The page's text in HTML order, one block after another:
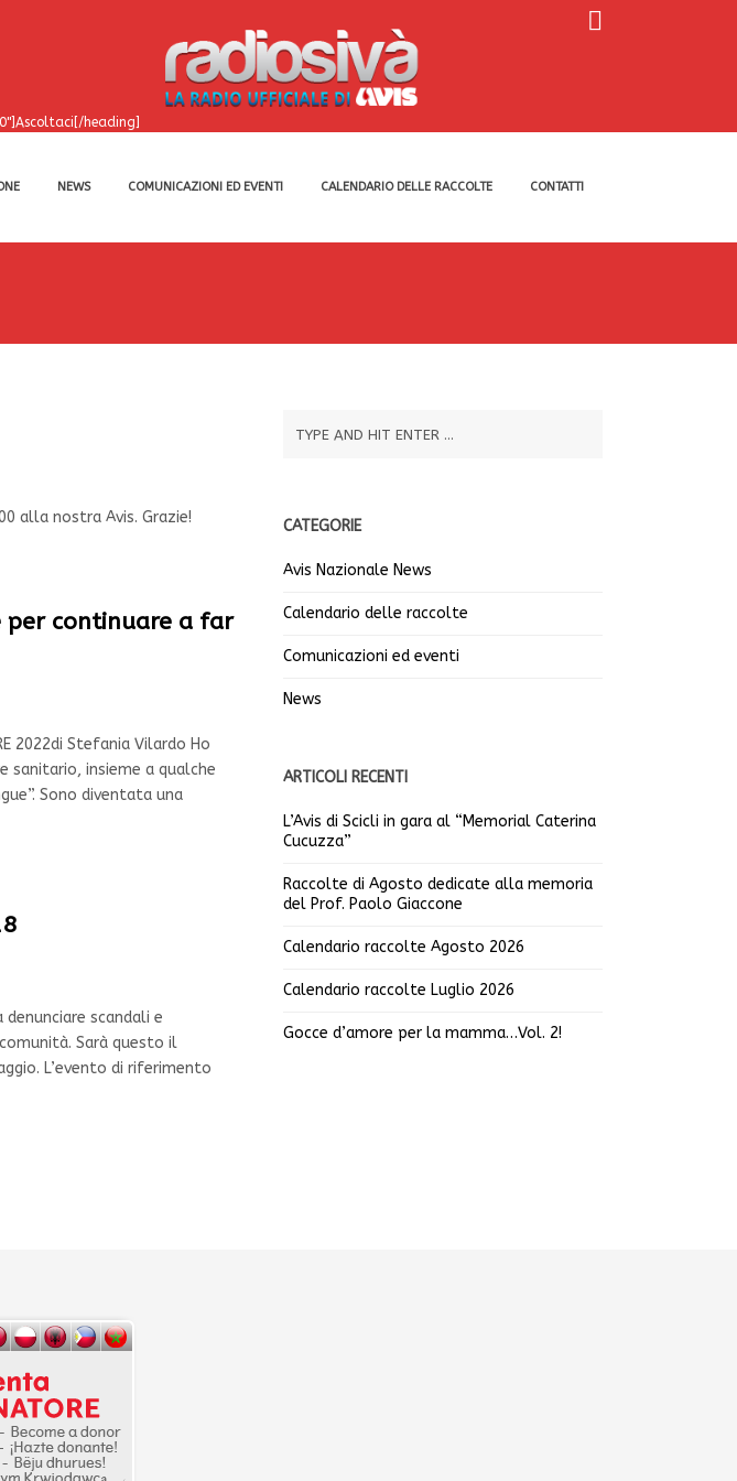
heading]
NEWS COMUNICAZIONI ED EVENTI CALENDARIO DELLE RACCOLTE CONTATTI
alla nostra Avis. Grazie!
per continuare a far
2022di Stefania Vilardo Ho
sanitario, insieme a qualche
Sono diventata una
scandali e
Sarà questo il
L’evento di riferimento
CATEGORIE
Avis Nazionale News
Calendario delle raccolte
Comunicazioni ed eventi
News
ARTICOLI RECENTI
L’Avis di Scicli in gara al “Memorial Caterina
Cucuzza”
Raccolte di Agosto dedicate alla memoria
del Prof. Paolo Giaccone
Calendario raccolte Agosto 2026
Calendario raccolte Luglio 2026
Gocce d’amore per la mamma…Vol. 2!